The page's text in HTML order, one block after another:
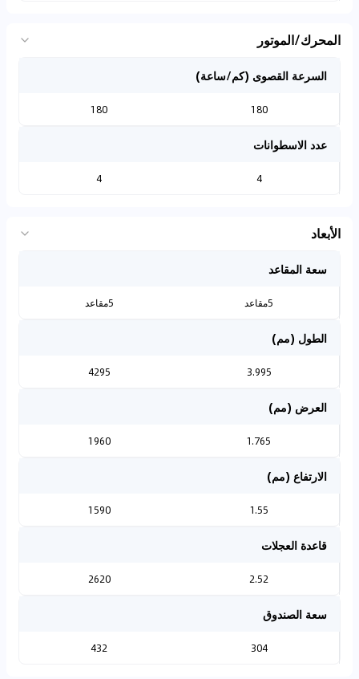
المحرك/الموتور
السرعة القصوى (كم/ساعة)
180
180
عدد الاسطوانات
4
4
الأبعاد
سعة المقاعد
5مقاعد 5مقاعد
الطول (مم)
3.995
4295
العرض (مم)
1.765
1960
الارتفاع (مم)
1.55
1590
قاعدة العجلات
2.52
2620
سعة الصندوق
304
432